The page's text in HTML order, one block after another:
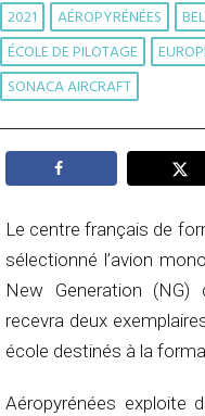
2021 AÉROPYRÉNÉES
ÉCOLE DE PILOTAGE
SONACA AIRCRAFT
Le centre français de
sélectionné l’avion
New Generation
recevra deux
école destinés à la
Aéropyrénées exploite